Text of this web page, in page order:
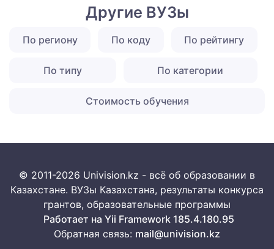
Другие ВУЗы
По региону По коду По рейтингу
По типу По категории
Стоимость обучения
© 2011-2026 Univision.kz - всё об образовании в
Казахстане. ВУЗы Казахстана, результаты конкурса
грантов, образовательные программы
Работает на Yii Framework 185.4.180.95
Обратная связь: mail@univision.kz